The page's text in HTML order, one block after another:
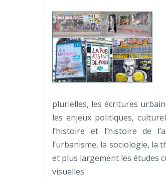
plurielles, les écritures
les enjeux politiques,
l’histoire et l’histoire de
l’urbanisme, la sociologie, la
et plus largement les études
visuelles.